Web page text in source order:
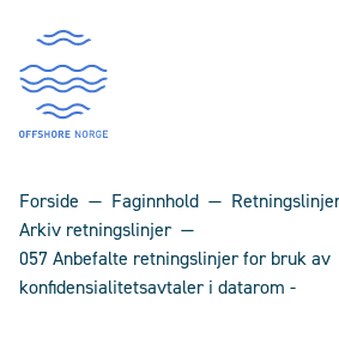
Forside Faginnhold
Arkiv retningslinjer
057 Anbefalte retningslinjer for bruk av
konfidensialitetsavtaler i datarom -